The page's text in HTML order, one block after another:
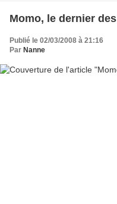
Momo, le dernier
Publié le 02/03/2008 à 21:16
Par Nanne